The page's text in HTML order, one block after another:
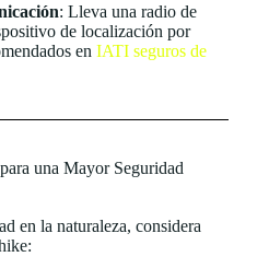
: Lleva una radio de
de localización por
en IATI seguros de
una Mayor Seguridad
en la naturaleza, considera